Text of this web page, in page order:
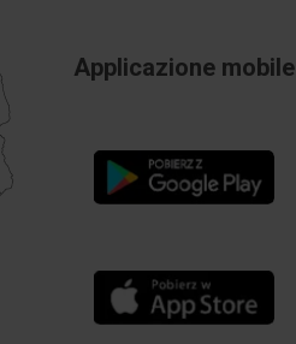
Applicazione mobile